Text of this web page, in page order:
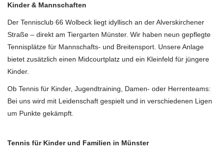
Kinder & Mannschaften
Der Tennisclub 66 Wolbeck liegt idyllisch an der Alverskirchener
Straße – direkt am Tiergarten Münster. Wir haben neun gepflegte
Tennisplätze für Mannschafts- und Breitensport. Unsere Anlage
bietet zusätzlich einen Midcourtplatz und ein Kleinfeld für jüngere
Kinder.
Ob Tennis für Kinder, Jugendtraining, Damen- oder Herrenteams:
Bei uns wird mit Leidenschaft gespielt und in verschiedenen Ligen
um Punkte gekämpft.
Tennis für Kinder und Familien in Münster